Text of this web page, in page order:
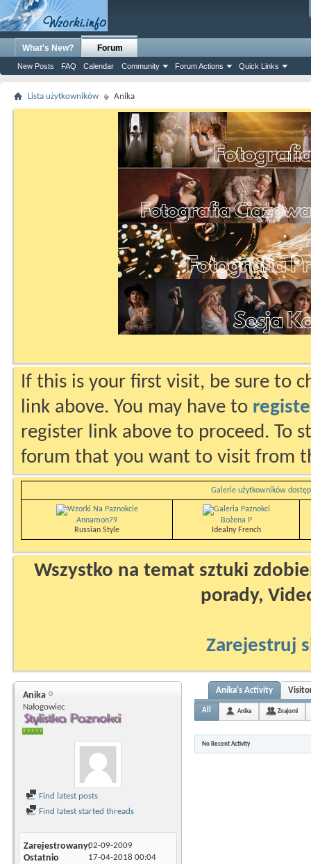
What's New? Forum
New Posts FAQ Calendar Community Forum Actions Quick Links
Lista użytkowników Anika
If this is your first visit, be sure to
link above. You may have to
register link above to proceed. To
forum that you want to visit from
Galerie użytkowników
Annamon79
Russian Style
Bożena P
Idealny French
Wszystko na temat sztuki
porady,
Zarejestruj
Anika
Nałogowiec
Find latest posts
Find latest started threads
Zarejestrowany02-09-2009
Ostatnio
17-04-2018 00:04
Anika's Activity
All Anika Znajomi
No Recent Activity